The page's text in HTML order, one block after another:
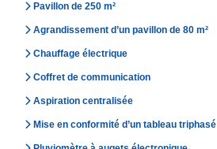
Pavillon de 250 m²
Agrandissement d’un pavillon de 80 m²
Chauffage électrique
Coffret de communication
Aspiration centralisée
Mise en conformité d’un tableau triphasé